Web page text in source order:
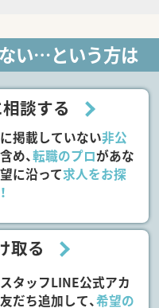
い…という方は
談する
掲載していない非公
め、転職のプロがあな
に沿って求人をお探
取る
タッフLINE公式アカ
だち追加して、希望の